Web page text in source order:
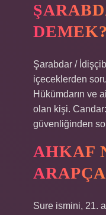
DEMEK?
Şarabdar /
içeceklerden
Hükümdarın ve
olan kişi.
güvenliğinden
AHKAF
Sure ismini, 21.